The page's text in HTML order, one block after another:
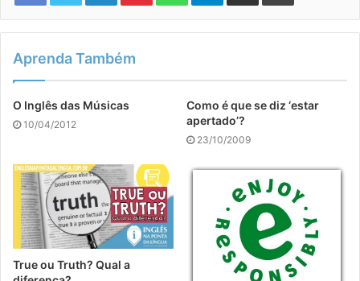
Aprenda Também
O Inglês das Músicas
10/04/2012
Como é que se diz ‘estar
apertado’?
23/10/2009
True ou Truth? Qual a